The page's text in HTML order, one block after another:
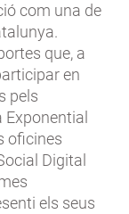
com una de
que, a
en
pels
oficines
Digital
els seus